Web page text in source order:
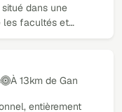
dans une
les facultés et…
À 13km de Gan
entièrement